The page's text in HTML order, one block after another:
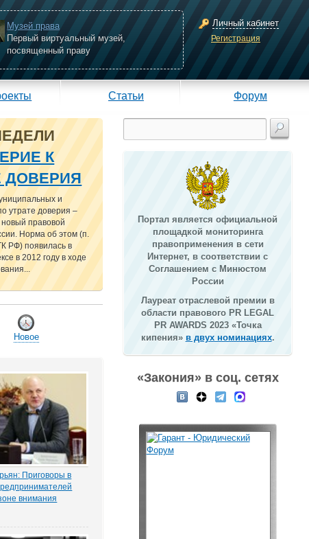
Музей права
Первый виртуальный музей,
посвященный праву
Личный кабинет
Регистрация
Статьи Форум
К
ДОВЕРИЯ
и
утрате доверия –
правовой
Норма об этом (п.
РФ) появилась в
в 2012 году в ходе
Новое
Приговоры в
внимания
Портал является официальной
площадкой мониторинга
правоприменения в сети
Интернет, в соответствии с
Соглашением с Минюстом
России
Лауреат отраслевой премии в
области правового PR LEGAL
PR AWARDS 2023 «Точка
кипения» в двух номинациях.
«Закония» в соц. сетях